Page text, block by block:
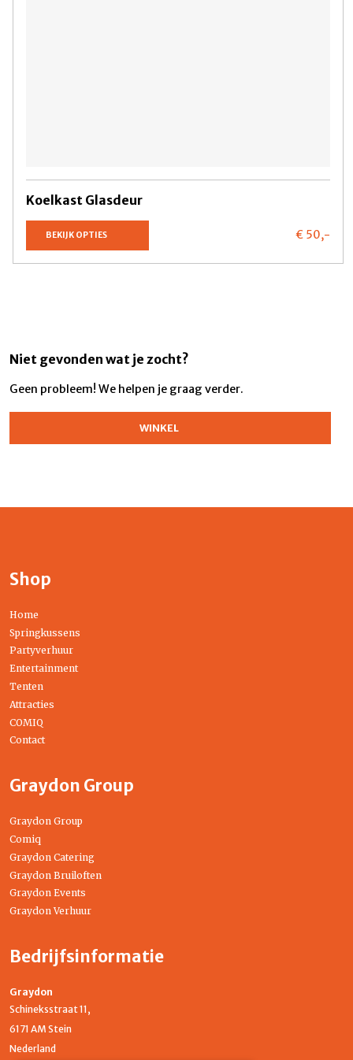
Koelkast Glasdeur
BEKIJK OPTIES € 50,-
Niet gevonden wat je zocht?
Geen probleem! We helpen je graag verder.
WINKEL
Shop
Home
Springkussens
Partyverhuur
Entertainment
Tenten
Attracties
COMIQ
Contact
Graydon Group
Graydon Group
Comiq
Graydon Catering
Graydon Bruiloften
Graydon Events
Graydon Verhuur
Bedrijfsinformatie
Graydon
Schineksstraat 11,
6171 AM Stein
Nederland